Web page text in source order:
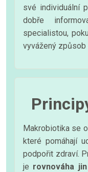
své individuální
dobře
specialistou,
vyvážený
Makrobiotika se
které pomáhají
podpořit zdraví.
je rovnováha